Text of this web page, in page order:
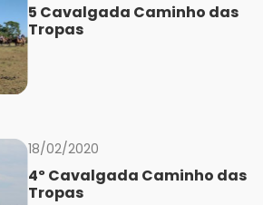
5 Cavalgada Caminho das
Tropas
18/02/2020
4º Cavalgada Caminho das
Tropas